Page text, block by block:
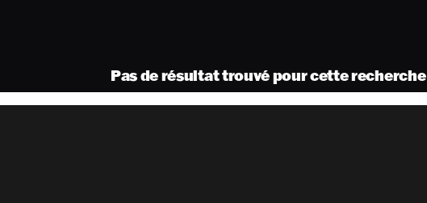
Pas de résultat trouvé pour cette recherche